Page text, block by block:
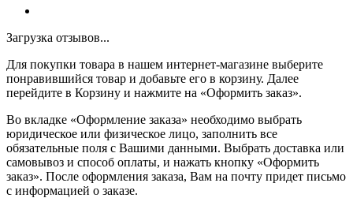
Загрузка отзывов...
Для покупки товара в нашем интернет-магазине выберите
понравившийся товар и добавьте его в корзину. Далее
перейдите в Корзину и нажмите на «Оформить заказ».
Во вкладке «Оформление заказа» необходимо выбрать
юридическое или физическое лицо, заполнить все
обязательные поля с Вашими данными. Выбрать доставка или
самовывоз и способ оплаты, и нажать кнопку «Оформить
заказ». После оформления заказа, Вам на почту придет письмо
с информацией о заказе.